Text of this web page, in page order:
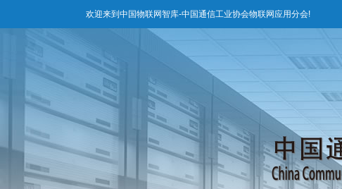
欢迎来到中国物联网智库-中国通信工业协会物联网应用分会!